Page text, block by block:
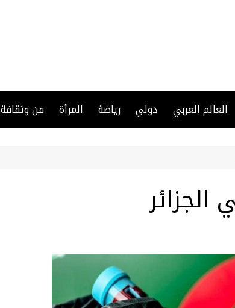
العالم العربي دولي رياضة المرأة فن وثقافة